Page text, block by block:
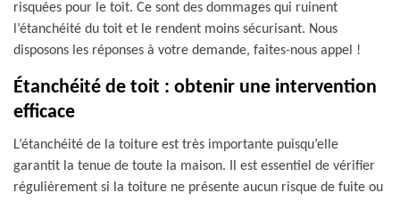
risquées pour le toit. Ce sont des dommages qui ruinent
l’étanchéité du toit et le rendent moins sécurisant. Nous
disposons les réponses à votre demande, faites-nous appel !
Étanchéité de toit : obtenir une intervention
efficace
L’étanchéité de la toiture est très importante puisqu’elle
garantit la tenue de toute la maison. Il est essentiel de vérifier
régulièrement si la toiture ne présente aucun risque de fuite ou